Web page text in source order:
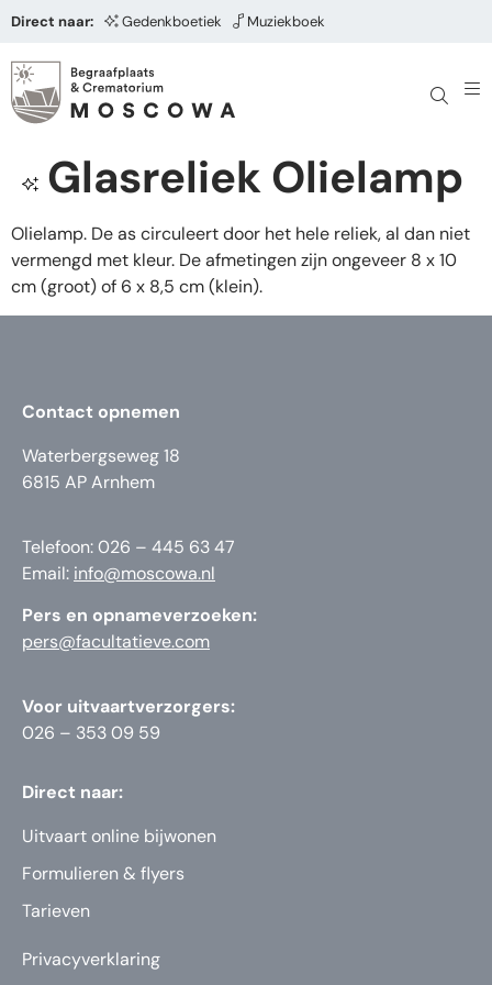
Direct naar: Gedenkboetiek Muziekboek
Glasreliek Olielamp
Olielamp. De as circuleert door het hele reliek, al dan niet
vermengd met kleur. De afmetingen zijn ongeveer 8 x 10
cm (groot) of 6 x 8,5 cm (klein).
Contact opnemen
Waterbergseweg 18
6815 AP Arnhem
Telefoon: 026 – 445 63 47
Email: info@moscowa.nl
Pers en opnameverzoeken:
pers@facultatieve.com
Voor uitvaartverzorgers:
026 – 353 09 59
Direct naar:
Uitvaart online bijwonen
Formulieren & flyers
Tarieven
Privacyverklaring